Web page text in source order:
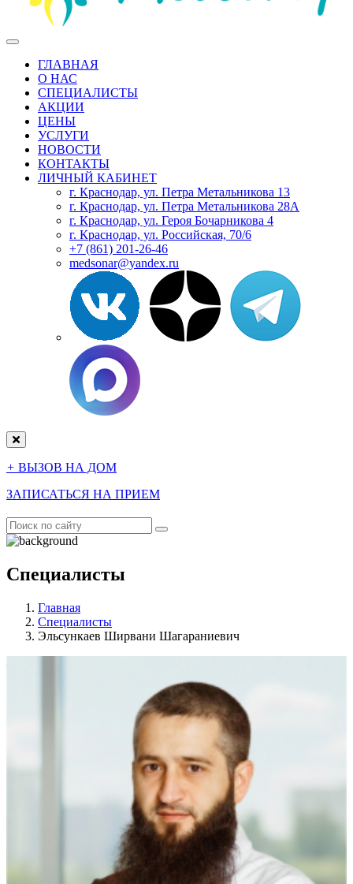
ГЛАВНАЯ
О НАС
СПЕЦИАЛИСТЫ
АКЦИИ
ЦЕНЫ
УСЛУГИ
НОВОСТИ
КОНТАКТЫ
ЛИЧНЫЙ КАБИНЕТ
г. Краснодар, ул. Петра Метальникова 13
г. Краснодар, ул. Петра Метальникова 28А
г. Краснодар, ул. Героя Бочарникова 4
г. Краснодар, ул. Российская, 70/6
+7 (861) 201-26-46
medsonar@yandex.ru
+ ВЫЗОВ НА ДОМ
ЗАПИСАТЬСЯ НА ПРИЕМ
Специалисты
Главная
Специалисты
Эльсункаев Ширвани Шагараниевич